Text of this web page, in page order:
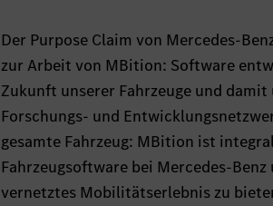
Der Purpose Claim von Mercedes-
zur Arbeit von MBition: Software
Zukunft unserer Fahrzeuge und
Forschungs- und
gesamte Fahrzeug: MBition ist
Fahrzeugsoftware bei Mercedes-
vernetztes Mobilitätserlebnis zu